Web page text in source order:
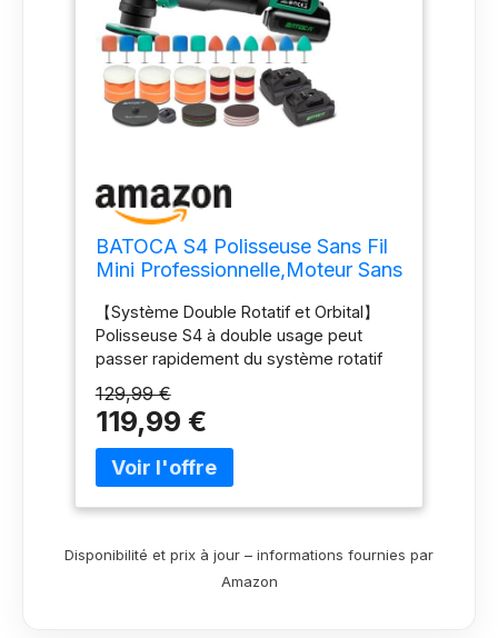
BATOCA S4 Polisseuse Sans Fil
Mini Professionnelle,Moteur Sans
【Système Double Rotatif et Orbital】
Polisseuse S4 à double usage peut
passer rapidement du système rotatif
changeant d'entraînement. Le système
rotatif permet d'obtenir une finition fine
et précise, tandis que les entraînements
orbitaux aléatoires de 3mm et 12mm
simplicité n'ont jamais été aussi
grandes avec une seule machine pour
répondre à tous les besoins. 【4
129,99 €
119,99 €
Disponibilité et prix à jour – informations fournies par
Amazon